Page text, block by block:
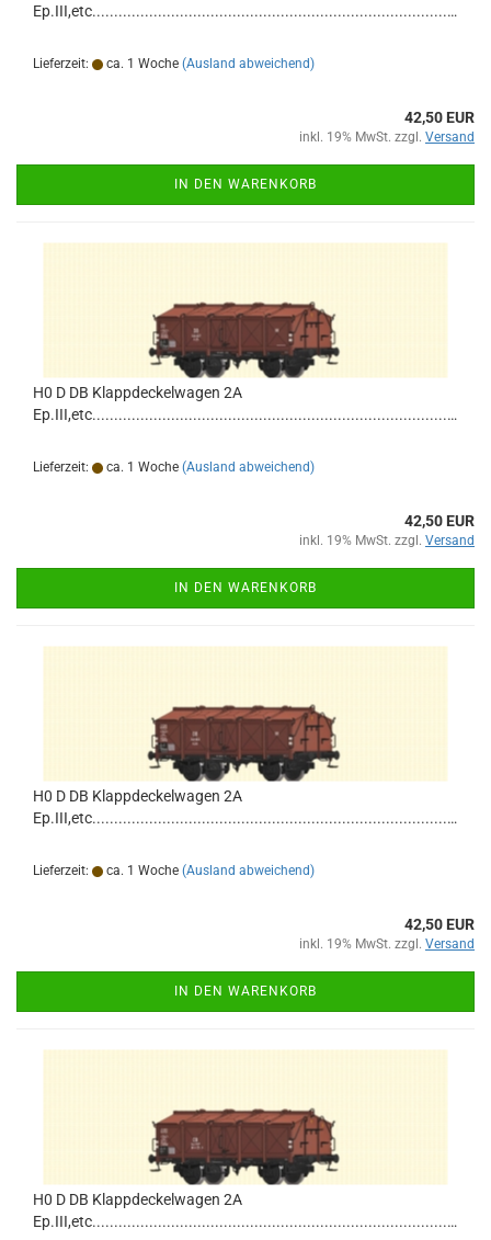
Ep.III,etc................................................................................................................................
Lieferzeit: ca. 1 Woche (Ausland abweichend)
42,50 EUR
inkl. 19% MwSt. zzgl. Versand
IN DEN WARENKORB
H0 D DB Klappdeckelwagen 2A
Ep.III,etc................................................................................................................................
Lieferzeit: ca. 1 Woche (Ausland abweichend)
42,50 EUR
inkl. 19% MwSt. zzgl. Versand
IN DEN WARENKORB
H0 D DB Klappdeckelwagen 2A
Ep.III,etc................................................................................................................................
Lieferzeit: ca. 1 Woche (Ausland abweichend)
42,50 EUR
inkl. 19% MwSt. zzgl. Versand
IN DEN WARENKORB
H0 D DB Klappdeckelwagen 2A
Ep.III,etc................................................................................................................................